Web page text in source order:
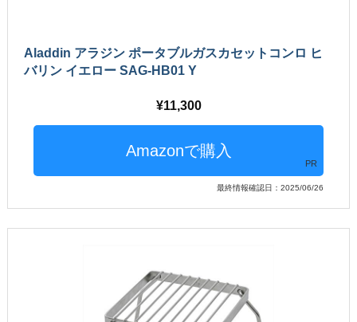
Aladdin アラジン ポータブルガスカセットコンロ ヒ
バリン イエロー SAG-HB01 Y
11,300
PR
最終情報確認日：2025/06/26